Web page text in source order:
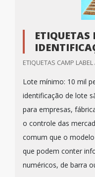
ETIQUETAS
ETIQUETAS CAMP
Lote mínimo: 10 mil
identificação de lote
para empresas,
o controle das
comum que o
que podem conter
numéricos, de barra